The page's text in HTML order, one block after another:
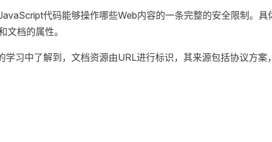
代码能够操作哪些Web内容的一条完整的安全限制。
文档的属性。
学习中了解到，文档资源由URL进行标识，其来源包括协议方案